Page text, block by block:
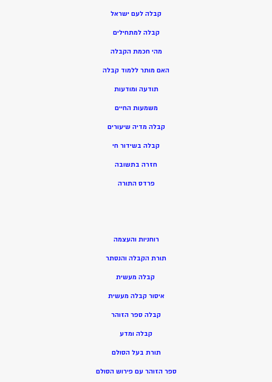
קבלה לעם ישראל
קבלה למתחילים
מהי חכמת הקבלה
האם מותר ללמוד קבלה
תודעה ומודעות
משמעות החיים
קבלה מדיה שיעורים
קבלה בשידור חי
חזרה בתשובה
פרדס התורה
רוחניות והעצמה
תורת הקבלה והנסתר
קבלה מעשית
איסור קבלה מעשית
קבלה ספר הזוהר
קבלה ומדע
תורת בעל הסולם
ספר הזוהר עם פירוש הסולם